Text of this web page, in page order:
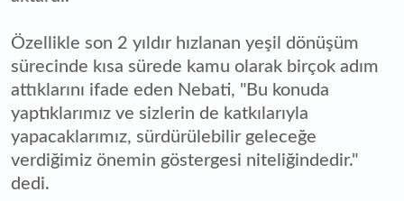
Özellikle son 2 yıldır hızlanan yeşil dönüşüm
sürecinde kısa sürede kamu olarak birçok adım
attıklarını ifade eden Nebati, "Bu konuda
yaptıklarımız ve sizlerin de katkılarıyla
yapacaklarımız, sürdürülebilir geleceğe
verdiğimiz önemin göstergesi niteliğindedir."
dedi.